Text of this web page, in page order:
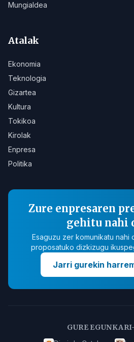
Mungialdea
Atalak
Ekonomia
Teknologia
Gizartea
Kultura
Tokikoa
Kirolak
Enpresa
Politika
Zure enpresaren
gehitu nahi
Esaguzu zer komunikatu nahi
proposatuko dizkizugu
Jarri gurekin
GURE